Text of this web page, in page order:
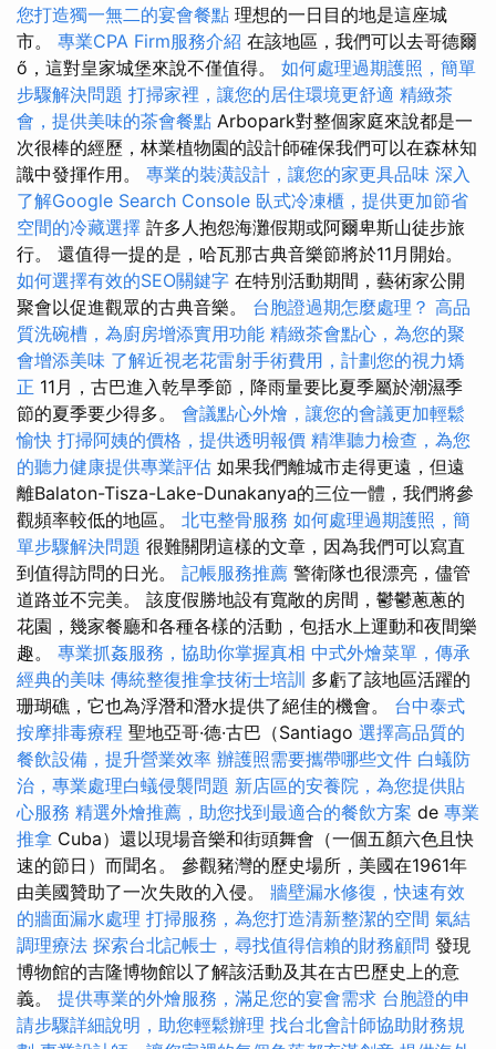
您打造獨一無二的宴會餐點 理想的一日目的地是這座城
市。 專業CPA Firm服務介紹 在該地區，我們可以去哥德爾
ő，這對皇家城堡來說不僅值得。 如何處理過期護照，簡單
步驟解決問題 打掃家裡，讓您的居住環境更舒適 精緻茶
會，提供美味的茶會餐點 Arbopark對整個家庭來說都是一
次很棒的經歷，林業植物園的設計師確保我們可以在森林知
識中發揮作用。 專業的裝潢設計，讓您的家更具品味 深入
了解Google Search Console 臥式冷凍櫃，提供更加節省
空間的冷藏選擇 許多人抱怨海灘假期或阿爾卑斯山徒步旅
行。 還值得一提的是，哈瓦那古典音樂節將於11月開始。
如何選擇有效的SEO關鍵字 在特別活動期間，藝術家公開
聚會以促進觀眾的古典音樂。 台胞證過期怎麼處理？ 高品
質洗碗槽，為廚房增添實用功能 精緻茶會點心，為您的聚
會增添美味 了解近視老花雷射手術費用，計劃您的視力矯
正 11月，古巴進入乾旱季節，降雨量要比夏季屬於潮濕季
節的夏季要少得多。 會議點心外燴，讓您的會議更加輕鬆
愉快 打掃阿姨的價格，提供透明報價 精準聽力檢查，為您
的聽力健康提供專業評估 如果我們離城市走得更遠，但遠
離Balaton-Tisza-Lake-Dunakanya的三位一體，我們將參
觀頻率較低的地區。 北屯整骨服務 如何處理過期護照，簡
單步驟解決問題 很難關閉這樣的文章，因為我們可以寫直
到值得訪問的日光。 記帳服務推薦 警衛隊也很漂亮，儘管
道路並不完美。 該度假勝地設有寬敞的房間，鬱鬱蔥蔥的
花園，幾家餐廳和各種各樣的活動，包括水上運動和夜間樂
趣。 專業抓姦服務，協助你掌握真相 中式外燴菜單，傳承
經典的美味 傳統整復推拿技術士培訓 多虧了該地區活躍的
珊瑚礁，它也為浮潛和潛水提供了絕佳的機會。 台中泰式
按摩排毒療程 聖地亞哥·德·古巴（Santiago 選擇高品質的
餐飲設備，提升營業效率 辦護照需要攜帶哪些文件 白蟻防
治，專業處理白蟻侵襲問題 新店區的安養院，為您提供貼
心服務 精選外燴推薦，助您找到最適合的餐飲方案 de 專業
推拿 Cuba）還以現場音樂和街頭舞會（一個五顏六色且快
速的節日）而聞名。 參觀豬灣的歷史場所，美國在1961年
由美國贊助了一次失敗的入侵。 牆壁漏水修復，快速有效
的牆面漏水處理 打掃服務，為您打造清新整潔的空間 氣結
調理療法 探索台北記帳士，尋找值得信賴的財務顧問 發現
博物館的吉隆博物館以了解該活動及其在古巴歷史上的意
義。 提供專業的外燴服務，滿足您的宴會需求 台胞證的申
請步驟詳細說明，助您輕鬆辦理 找台北會計師協助財務規